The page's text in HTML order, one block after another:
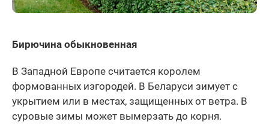
Бирючина обыкновенная
В Западной Европе считается королем
формованных изгородей. В Беларуси зимует с
укрытием или в местах, защищенных от ветра. В
суровые зимы может вымерзать до корня.